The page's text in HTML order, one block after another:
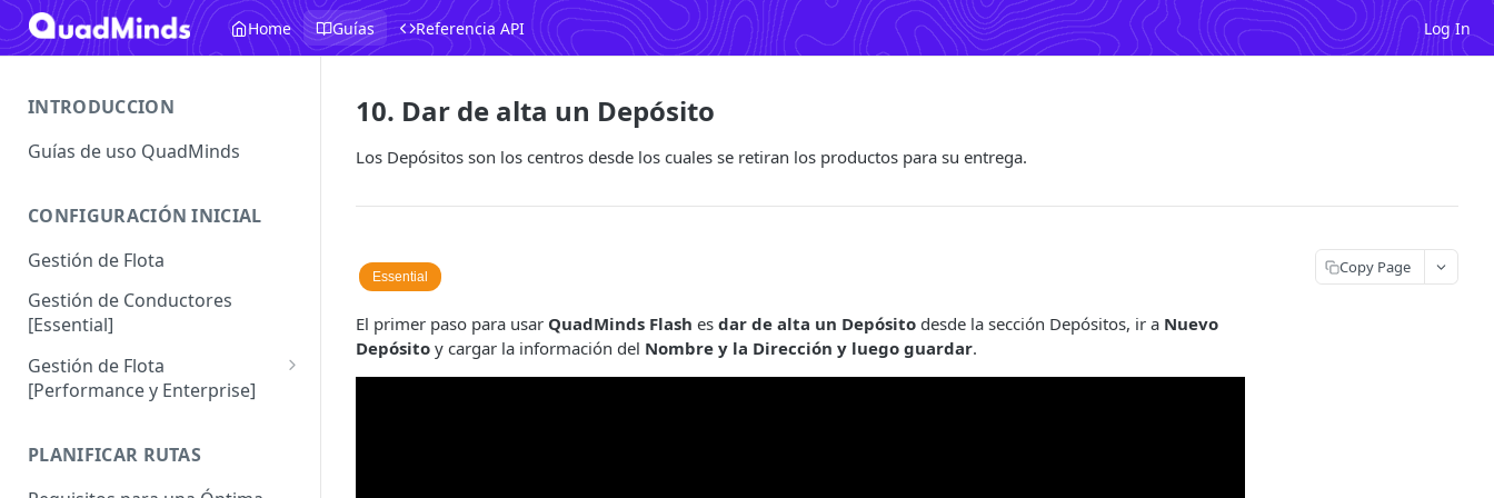
Home Guías Referencia API Log In
INTRODUCCION
Guías de uso QuadMinds
CONFIGURACIÓN INICIAL
Gestión de Flota
Gestión de Conductores
[Essential]
Gestión de Flota
[Performance y Enterprise]
Enterprise]
Vehículos
PLANIFICAR RUTAS
10. Dar de alta un Depósito
Los Depósitos son los centros desde los cuales se retiran los productos para su entrega.
Essential
El primer paso para usar QuadMinds Flash es dar de alta un Depósito desde la sección Depósitos, ir a Nuevo
Depósito y cargar la información del Nombre y la Dirección y luego guardar.
Copy Page